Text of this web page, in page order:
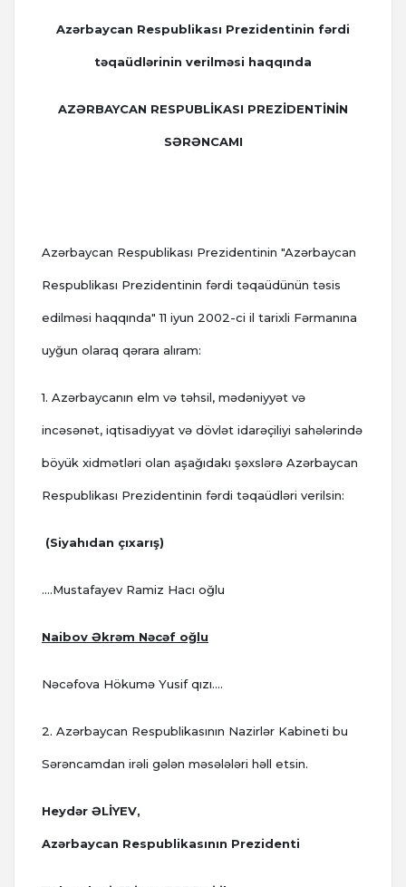
Azərbaycan Respublikası Prezidentinin fərdi
təqaüdlərinin verilməsi haqqında
AZƏRBAYCAN RESPUBLİKASI PREZİDENTİNİN
SƏRƏNCAMI
Azərbaycan Respublikası Prezidentinin "Azərbaycan
Respublikası Prezidentinin fərdi təqaüdünün təsis
edilməsi haqqında" 11 iyun 2002-ci il tarixli Fərmanına
uyğun olaraq qərara alıram:
1. Azərbaycanın elm və təhsil, mədəniyyət və
incəsənət, iqtisadiyyat və dövlət idarəçiliyi sahələrində
böyük xidmətləri olan aşağıdakı şəxslərə Azərbaycan
Respublikası Prezidentinin fərdi təqaüdləri verilsin:
(Siyahıdan çıxarış)
....Mustafayev Ramiz Hacı oğlu
Naibov Əkrəm Nəcəf oğlu
Nəcəfova Hökumə Yusif qızı....
2. Azərbaycan Respublikasının Nazirlər Kabineti bu
Sərəncamdan irəli gələn məsələləri həll etsin.
Heydər ƏLİYEV,
Azərbaycan Respublikasının Prezidenti